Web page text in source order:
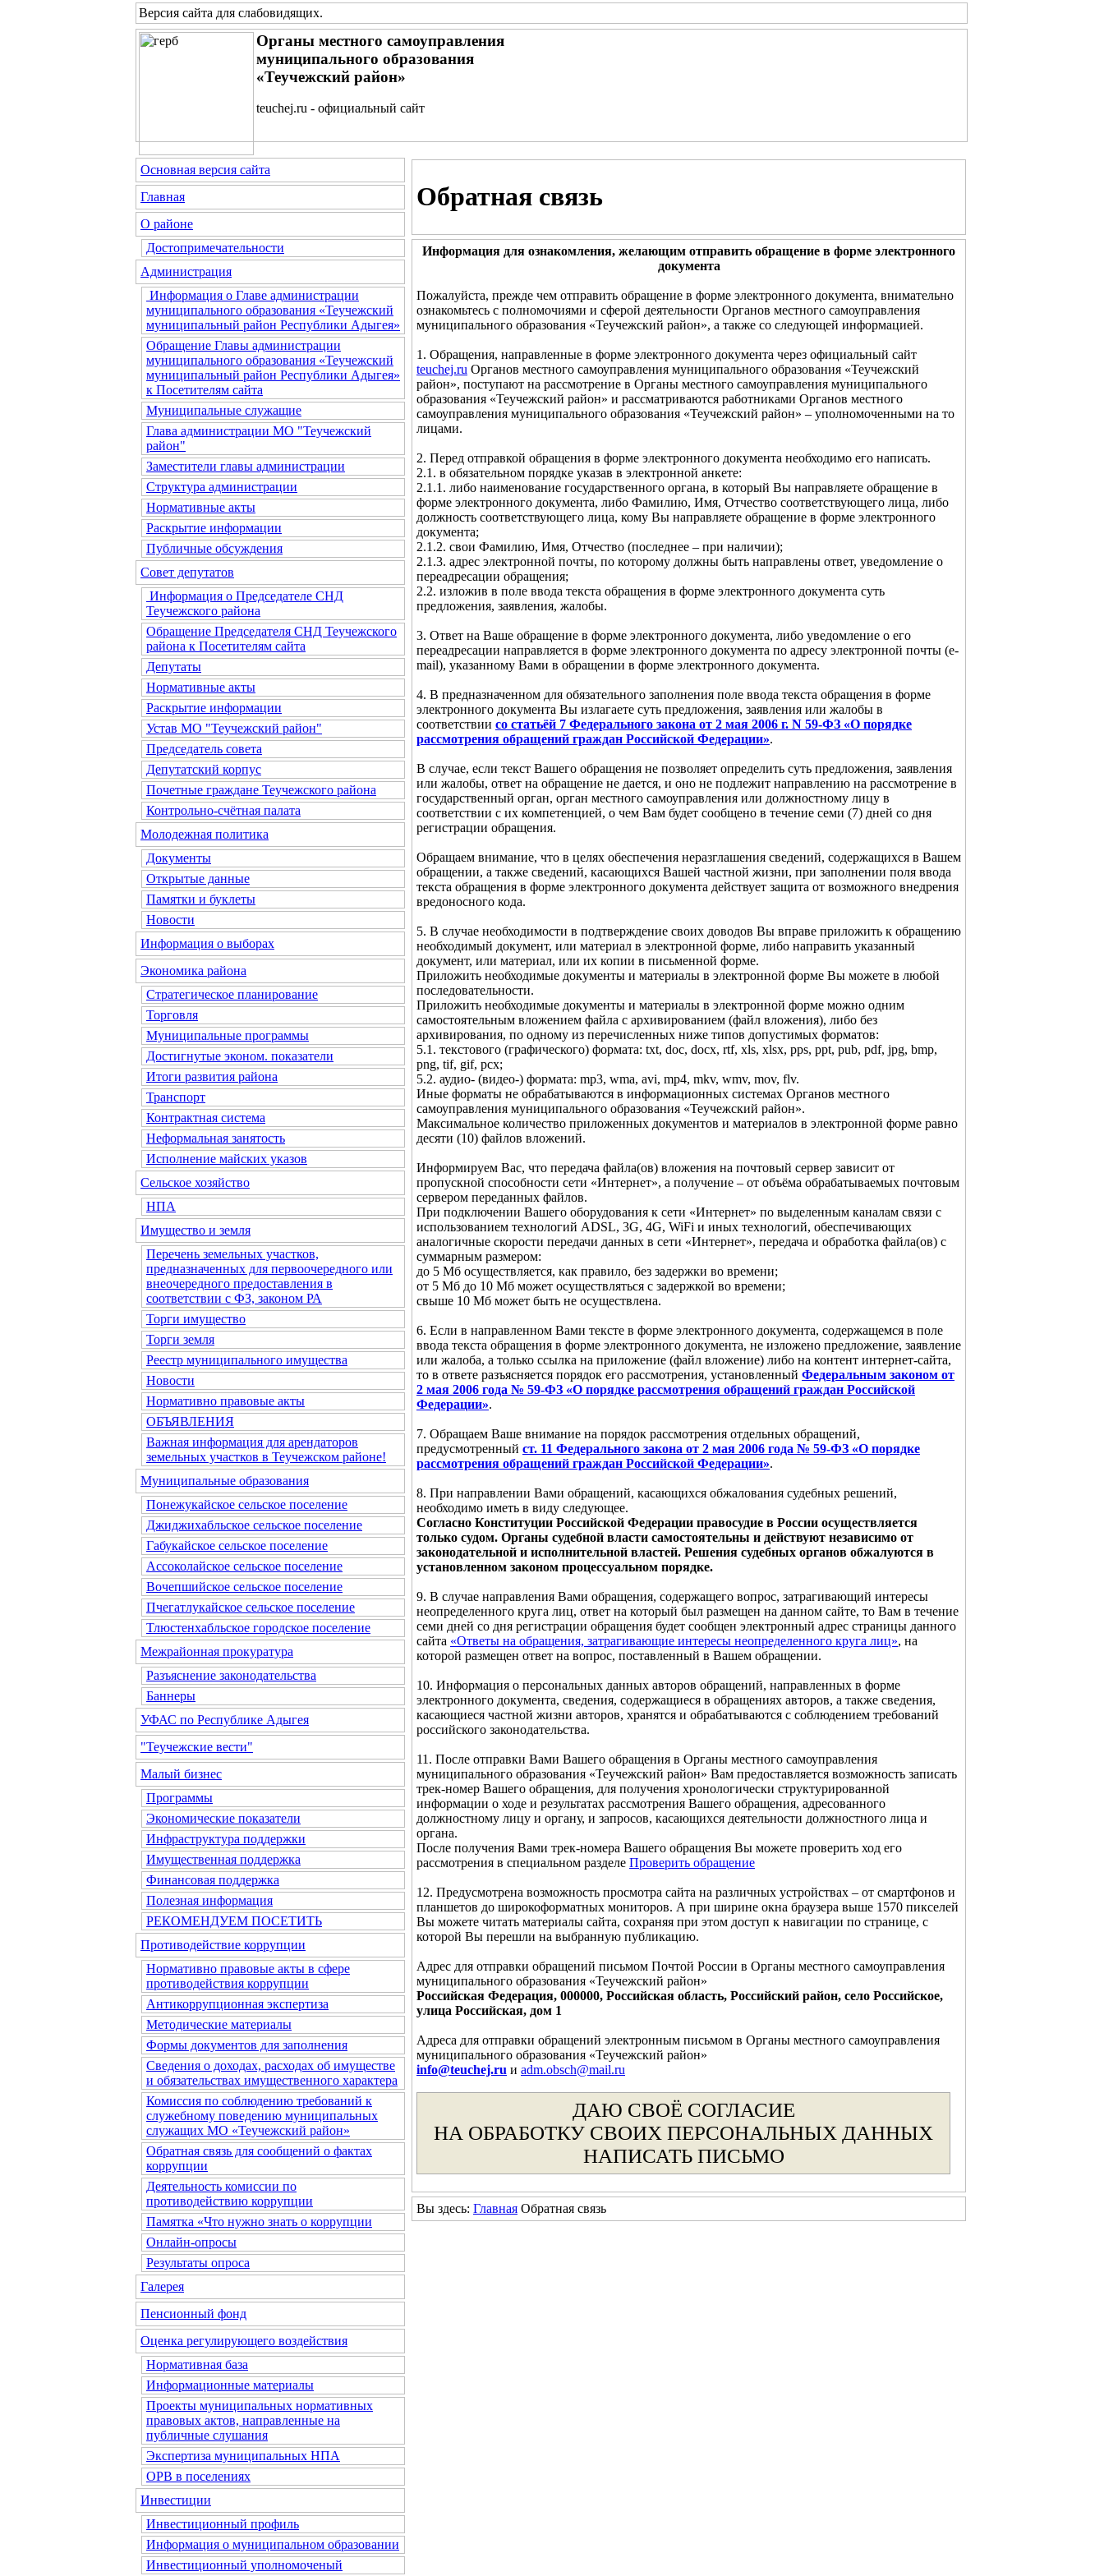
Версия сайта для слабовидящих.
Органы местного самоуправления
муниципального образования
«Теучежский район»
teuchej.ru - официальный сайт
Основная версия сайта
Главная
О районе
Достопримечательности
Администрация
Информация о Главе администрации
муниципального образования «Теучежский
муниципальный район Республики Адыгея»
Обращение Главы администрации
муниципального образования «Теучежский
муниципальный район Республики Адыгея»
к Посетителям сайта
Муниципальные служащие
Глава администрации МО "Теучежский
район"
Заместители главы администрации
Структура администрации
Нормативные акты
Раскрытие информации
Публичные обсуждения
Совет депутатов
Информация о Председателе СНД
Теучежского района
Обращение Председателя СНД Теучежского
района к Посетителям сайта
Депутаты
Нормативные акты
Раскрытие информации
Устав МО "Теучежский район"
Председатель совета
Депутатский корпус
Почетные граждане Теучежского района
Контрольно-счётная палата
Молодежная политика
Документы
Открытые данные
Памятки и буклеты
Новости
Информация о выборах
Экономика района
Стратегическое планирование
Торговля
Муниципальные программы
Достигнутые эконом. показатели
Итоги развития района
Транспорт
Контрактная система
Неформальная занятость
Исполнение майских указов
Сельское хозяйство
НПА
Имущество и земля
Перечень земельных участков,
предназначенных для первоочередного или
внеочередного предоставления в
соответствии с ФЗ, законом РА
Торги имущество
Торги земля
Реестр муниципального имущества
Новости
Нормативно правовые акты
ОБЪЯВЛЕНИЯ
Важная информация для арендаторов
земельных участков в Теучежском районе!
Муниципальные образования
Понежукайское сельское поселение
Джиджихабльское сельское поселение
Габукайское сельское поселение
Ассоколайское сельское поселение
Вочепшийское сельское поселение
Пчегатлукайское сельское поселение
Тлюстенхабльское городское поселение
Межрайонная прокуратура
Разъяснение законодательства
Баннеры
УФАС по Республике Адыгея
"Теучежские вести"
Малый бизнес
Программы
Экономические показатели
Инфраструктура поддержки
Имущественная поддержка
Финансовая поддержка
Полезная информация
РЕКОМЕНДУЕМ ПОСЕТИТЬ
Противодействие коррупции
Нормативно правовые акты в сфере
противодействия коррупции
Антикоррупционная экспертиза
Методические материалы
Формы документов для заполнения
Сведения о доходах, расходах об имуществе
и обязательствах имущественного характера
Комиссия по соблюдению требований к
служебному поведению муниципальных
служащих МО «Теучежский район»
Обратная связь для сообщений о фактах
коррупции
Деятельность комиссии по
противодействию коррупции
Памятка «Что нужно знать о коррупции
Онлайн-опросы
Результаты опроса
Галерея
Пенсионный фонд
Оценка регулирующего воздействия
Нормативная база
Информационные материалы
Проекты муниципальных нормативных
правовых актов, направленные на
публичные слушания
Экспертиза муниципальных НПА
ОРВ в поселениях
Инвестиции
Инвестиционный профиль
Информация о муниципальном образовании
Инвестиционный уполномоченый
Обратная связь
Информация для ознакомления, желающим отправить обращение в форме электронного
документа
Пожалуйста, прежде чем отправить обращение в форме электронного документа, внимательно
ознакомьтесь с полномочиями и сферой деятельности Органов местного самоуправления
муниципального образования «Теучежский район», а также со следующей информацией.
1. Обращения, направленные в форме электронного документа через официальный сайт
teuchej.ru Органов местного самоуправления муниципального образования «Теучежский
район», поступают на рассмотрение в Органы местного самоуправления муниципального
образования «Теучежский район» и рассматриваются работниками Органов местного
самоуправления муниципального образования «Теучежский район» – уполномоченными на то
лицами.
2. Перед отправкой обращения в форме электронного документа необходимо его написать.
2.1. в обязательном порядке указав в электронной анкете:
2.1.1. либо наименование государственного органа, в который Вы направляете обращение в
форме электронного документа, либо Фамилию, Имя, Отчество соответствующего лица, либо
должность соответствующего лица, кому Вы направляете обращение в форме электронного
документа;
2.1.2. свои Фамилию, Имя, Отчество (последнее – при наличии);
2.1.3. адрес электронной почты, по которому должны быть направлены ответ, уведомление о
переадресации обращения;
2.2. изложив в поле ввода текста обращения в форме электронного документа суть
предложения, заявления, жалобы.
3. Ответ на Ваше обращение в форме электронного документа, либо уведомление о его
переадресации направляется в форме электронного документа по адресу электронной почты (e-
mail), указанному Вами в обращении в форме электронного документа.
4. В предназначенном для обязательного заполнения поле ввода текста обращения в форме
электронного документа Вы излагаете суть предложения, заявления или жалобы в
соответствии со статьёй 7 Федерального закона от 2 мая 2006 г. N 59-ФЗ «О порядке
рассмотрения обращений граждан Российской Федерации».
В случае, если текст Вашего обращения не позволяет определить суть предложения, заявления
или жалобы, ответ на обращение не дается, и оно не подлежит направлению на рассмотрение в
государственный орган, орган местного самоуправления или должностному лицу в
соответствии с их компетенцией, о чем Вам будет сообщено в течение семи (7) дней со дня
регистрации обращения.
Обращаем внимание, что в целях обеспечения неразглашения сведений, содержащихся в Вашем
обращении, а также сведений, касающихся Вашей частной жизни, при заполнении поля ввода
текста обращения в форме электронного документа действует защита от возможного внедрения
вредоносного кода.
5. В случае необходимости в подтверждение своих доводов Вы вправе приложить к обращению
необходимый документ, или материал в электронной форме, либо направить указанный
документ, или материал, или их копии в письменной форме.
Приложить необходимые документы и материалы в электронной форме Вы можете в любой
последовательности.
Приложить необходимые документы и материалы в электронной форме можно одним
самостоятельным вложением файла с архивированием (файл вложения), либо без
архивирования, по одному из перечисленных ниже типов допустимых форматов:
5.1. текстового (графического) формата: txt, doc, docx, rtf, xls, xlsx, pps, ppt, pub, pdf, jpg, bmp,
png, tif, gif, pcx;
5.2. аудио- (видео-) формата: mp3, wma, avi, mp4, mkv, wmv, mov, flv.
Иные форматы не обрабатываются в информационных системах Органов местного
самоуправления муниципального образования «Теучежский район».
Максимальное количество приложенных документов и материалов в электронной форме равно
десяти (10) файлов вложений.
Информируем Вас, что передача файла(ов) вложения на почтовый сервер зависит от
пропускной способности сети «Интернет», а получение – от объёма обрабатываемых почтовым
сервером переданных файлов.
При подключении Вашего оборудования к сети «Интернет» по выделенным каналам связи с
использованием технологий ADSL, 3G, 4G, WiFi и иных технологий, обеспечивающих
аналогичные скорости передачи данных в сети «Интернет», передача и обработка файла(ов) с
суммарным размером:
до 5 Мб осуществляется, как правило, без задержки во времени;
от 5 Мб до 10 Мб может осуществляться с задержкой во времени;
свыше 10 Мб может быть не осуществлена.
6. Если в направленном Вами тексте в форме электронного документа, содержащемся в поле
ввода текста обращения в форме электронного документа, не изложено предложение, заявление
или жалоба, а только ссылка на приложение (файл вложение) либо на контент интернет-сайта,
то в ответе разъясняется порядок его рассмотрения, установленный Федеральным законом от
2 мая 2006 года № 59-ФЗ «О порядке рассмотрения обращений граждан Российской
Федерации».
7. Обращаем Ваше внимание на порядок рассмотрения отдельных обращений,
предусмотренный ст. 11 Федерального закона от 2 мая 2006 года № 59-ФЗ «О порядке
рассмотрения обращений граждан Российской Федерации».
8. При направлении Вами обращений, касающихся обжалования судебных решений,
необходимо иметь в виду следующее.
Согласно Конституции Российской Федерации правосудие в России осуществляется
только судом. Органы судебной власти самостоятельны и действуют независимо от
законодательной и исполнительной властей. Решения судебных органов обжалуются в
установленном законом процессуальном порядке.
9. В случае направления Вами обращения, содержащего вопрос, затрагивающий интересы
неопределенного круга лиц, ответ на который был размещен на данном сайте, то Вам в течение
семи дней со дня регистрации обращения будет сообщен электронный адрес страницы данного
сайта «Ответы на обращения, затрагивающие интересы неопределенного круга лиц», на
которой размещен ответ на вопрос, поставленный в Вашем обращении.
10. Информация о персональных данных авторов обращений, направленных в форме
электронного документа, сведения, содержащиеся в обращениях авторов, а также сведения,
касающиеся частной жизни авторов, хранятся и обрабатываются с соблюдением требований
российского законодательства.
11. После отправки Вами Вашего обращения в Органы местного самоуправления
муниципального образования «Теучежский район» Вам предоставляется возможность записать
трек-номер Вашего обращения, для получения хронологически структурированной
информации о ходе и результатах рассмотрения Вашего обращения, адресованного
должностному лицу и органу, и запросов, касающихся деятельности должностного лица и
органа.
После получения Вами трек-номера Вашего обращения Вы можете проверить ход его
рассмотрения в специальном разделе Проверить обращение
12. Предусмотрена возможность просмотра сайта на различных устройствах – от смартфонов и
планшетов до широкоформатных мониторов. А при ширине окна браузера выше 1570 пикселей
Вы можете читать материалы сайта, сохраняя при этом доступ к навигации по странице, с
которой Вы перешли на выбранную публикацию.
Адрес для отправки обращений письмом Почтой России в Органы местного самоуправления
муниципального образования «Теучежский район»
Российская Федерация, 000000, Российская область, Российский район, село Российское,
улица Российская, дом 1
Адреса для отправки обращений электронным письмом в Органы местного самоуправления
муниципального образования «Теучежский район»
info@teuchej.ru и adm.obsch@mail.ru
ДАЮ СВОЁ СОГЛАСИЕ
НА ОБРАБОТКУ СВОИХ ПЕРСОНАЛЬНЫХ ДАННЫХ
НАПИСАТЬ ПИСЬМО
Вы здесь: Главная Обратная связь